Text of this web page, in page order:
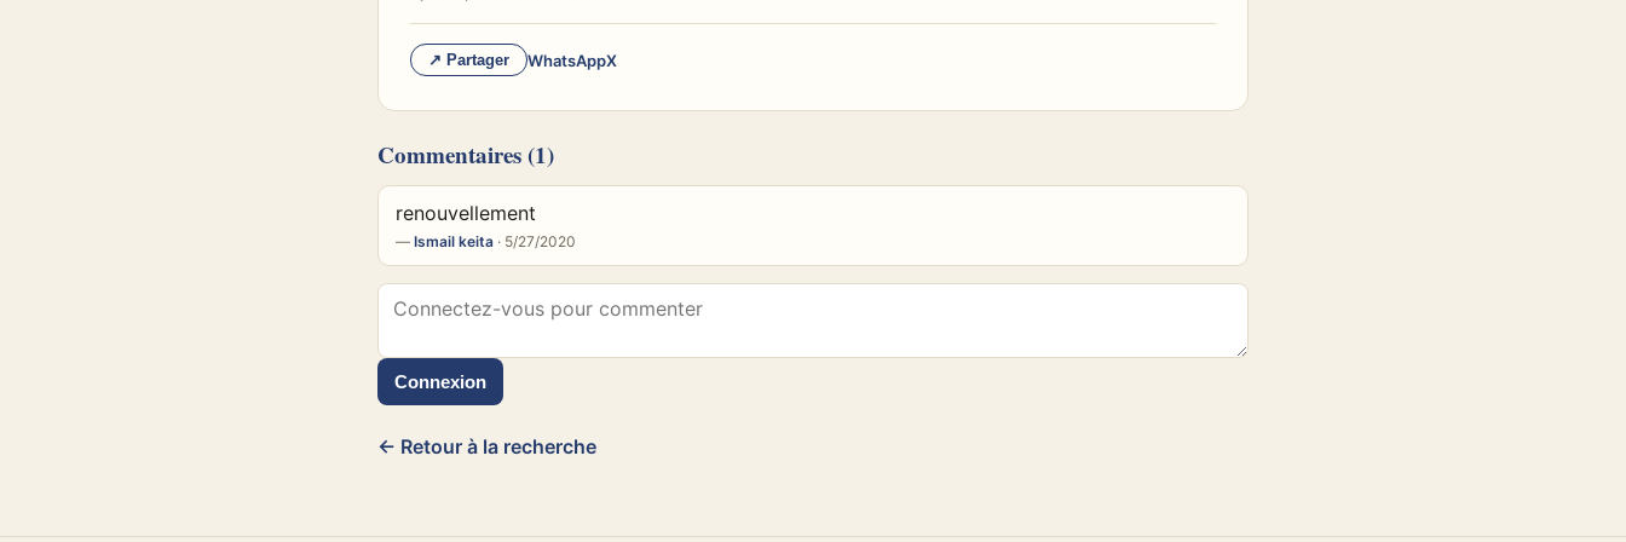
↗ Partager WhatsAppX
Commentaires (1)
renouvellement
— Ismail keita · 5/27/2020
Connexion
← Retour à la recherche